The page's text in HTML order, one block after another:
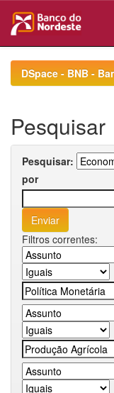
navigationDSpace - BNB -
Pesquisar
Pesquisar:
por
Filtros correntes: